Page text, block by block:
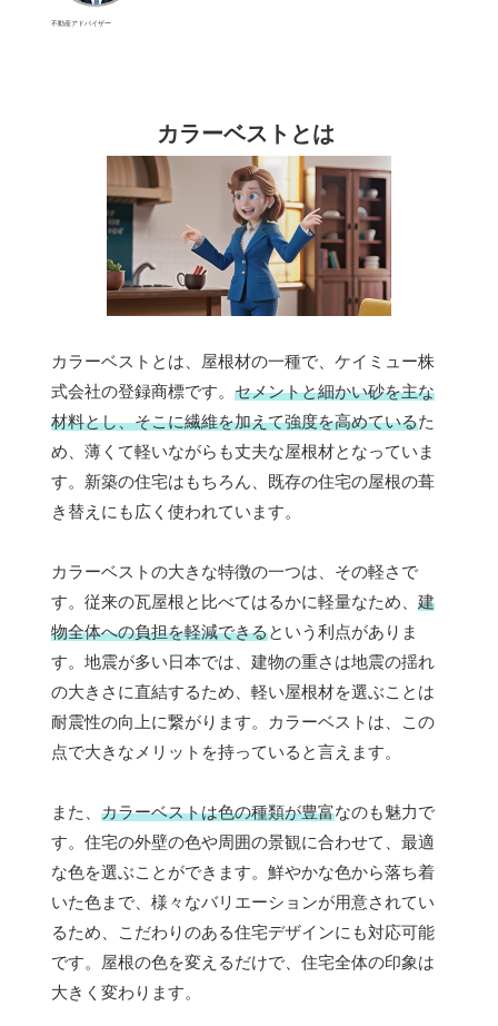
不動産アドバイザー
カラーベストとは
カラーベストとは、屋根材の一種で、ケイミュー株
式会社の登録商標です。 セメントと細かい砂を主な
材料とし、そこに繊維を加えて強度を高めているた
め、薄くて軽いながらも丈夫な屋根材となっていま
す。新築の住宅はもちろん、既存の住宅の屋根の葺
き替えにも広く使われています。
カラーベストの大きな特徴の一つは、その軽さで
す。従来の瓦屋根と比べてはるかに軽量なため、 建
物全体への負担を軽減できるという利点がありま
す。地震が多い日本では、建物の重さは地震の揺れ
の大きさに直結するため、軽い屋根材を選ぶことは
耐震性の向上に繋がります。カラーベストは、この
点で大きなメリットを持っていると言えます。
また、 カラーベストは色の種類が豊富なのも魅力で
す。住宅の外壁の色や周囲の景観に合わせて、最適
な色を選ぶことができます。鮮やかな色から落ち着
いた色まで、様々なバリエーションが用意されてい
るため、こだわりのある住宅デザインにも対応可能
です。屋根の色を変えるだけで、住宅全体の印象は
大きく変わります。